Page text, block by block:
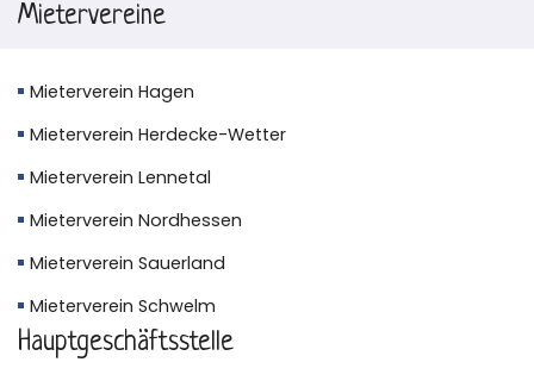
Mietervereine
Mieterverein Hagen
Mieterverein Herdecke-Wetter
Mieterverein Lennetal
Mieterverein Nordhessen
Mieterverein Sauerland
Mieterverein Schwelm
Hauptgeschäftsstelle